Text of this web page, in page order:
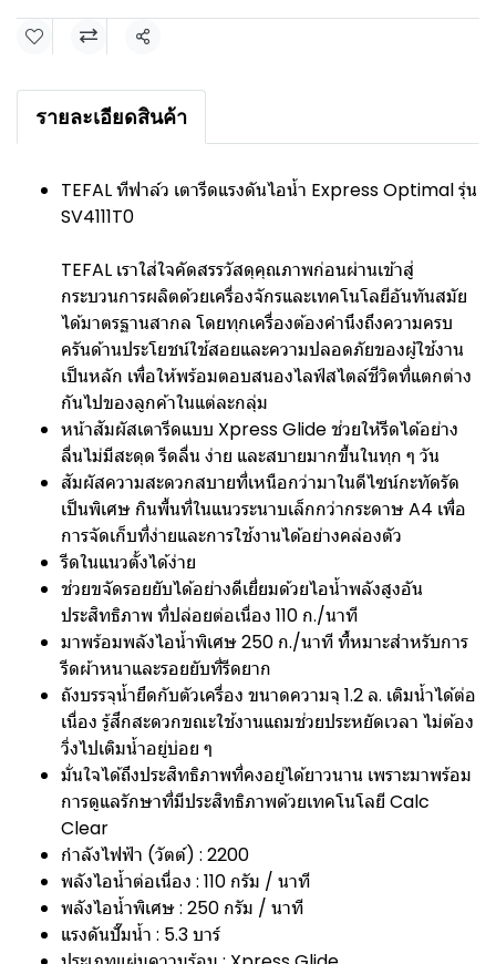
แชร์
รายละเอียดสินค้า
TEFAL ทีฟาล์ว เตารีดแรงดันไอน้ำ Express Optimal รุ่น
SV4111T0
TEFAL เราใส่ใจคัดสรรวัสดุคุณภาพก่อนผ่านเข้าสู่
กระบวนการผลิตด้วยเครื่องจักรและเทคโนโลยีอันทันสมัย
ได้มาตรฐานสากล โดยทุกเครื่องต้องคำนึงถึงความครบ
ครันด้านประโยชน์ใช้สอยและความปลอดภัยของผู้ใช้งาน
เป็นหลัก เพื่อให้พร้อมตอบสนองไลฟ์สไตล์ชีวิตที่แตกต่าง
กันไปของลูกค้าในแต่ละกลุ่ม
หน้าสัมผัสเตารีดแบบ Xpress Glide ช่วยให้รีดได้อย่าง
ลื่นไม่มีสะดุด รีดลื่น ง่าย และสบายมากขึ้นในทุก ๆ วัน
สัมผัสความสะดวกสบายที่เหนือกว่ามาในดีไซน์กะทัดรัด
เป็นพิเศษ กินพื้นที่ในแนวระนาบเล็กกว่ากระดาษ A4 เพื่อ
การจัดเก็บที่ง่ายและการใช้งานได้อย่างคล่องตัว
รีดในแนวตั้งได้ง่าย
ช่วยขจัดรอยยับได้อย่างดีเยี่ยมด้วยไอน้ำพลังสูงอัน
ประสิทธิภาพ ที่ปล่อยต่อเนื่อง 110 ก./นาที
มาพร้อมพลังไอน้ำพิเศษ 250 ก./นาที ที่้หมาะสำหรับการ
รีดผ้าหนาและรอยยับที่รีดยาก
ถังบรรจุน้ำยึดกับตัวเครื่อง ขนาดความจุ 1.2 ล. เติมน้ำได้ต่อ
เนื่อง รู้สึกสะดวกขณะใช้งานแถมช่วยประหยัดเวลา ไม่ต้อง
วิ่งไปเติมน้ำอยู่บ่อย ๆ
มั่นใจได้ถึงประสิทธิภาพที่คงอยู่ได้ยาวนาน เพราะมาพร้อม
การดูแลรักษาที่มีประสิทธิภาพด้วยเทคโนโลยี Calc
Clear
กำลังไฟฟ้า (วัตต์) : 2200
พลังไอน้ำต่อเนื่อง : 110 กรัม / นาที
พลังไอน้ำพิเศษ : 250 กรัม / นาที
แรงดันปั๊มน้ำ : 5.3 บาร์